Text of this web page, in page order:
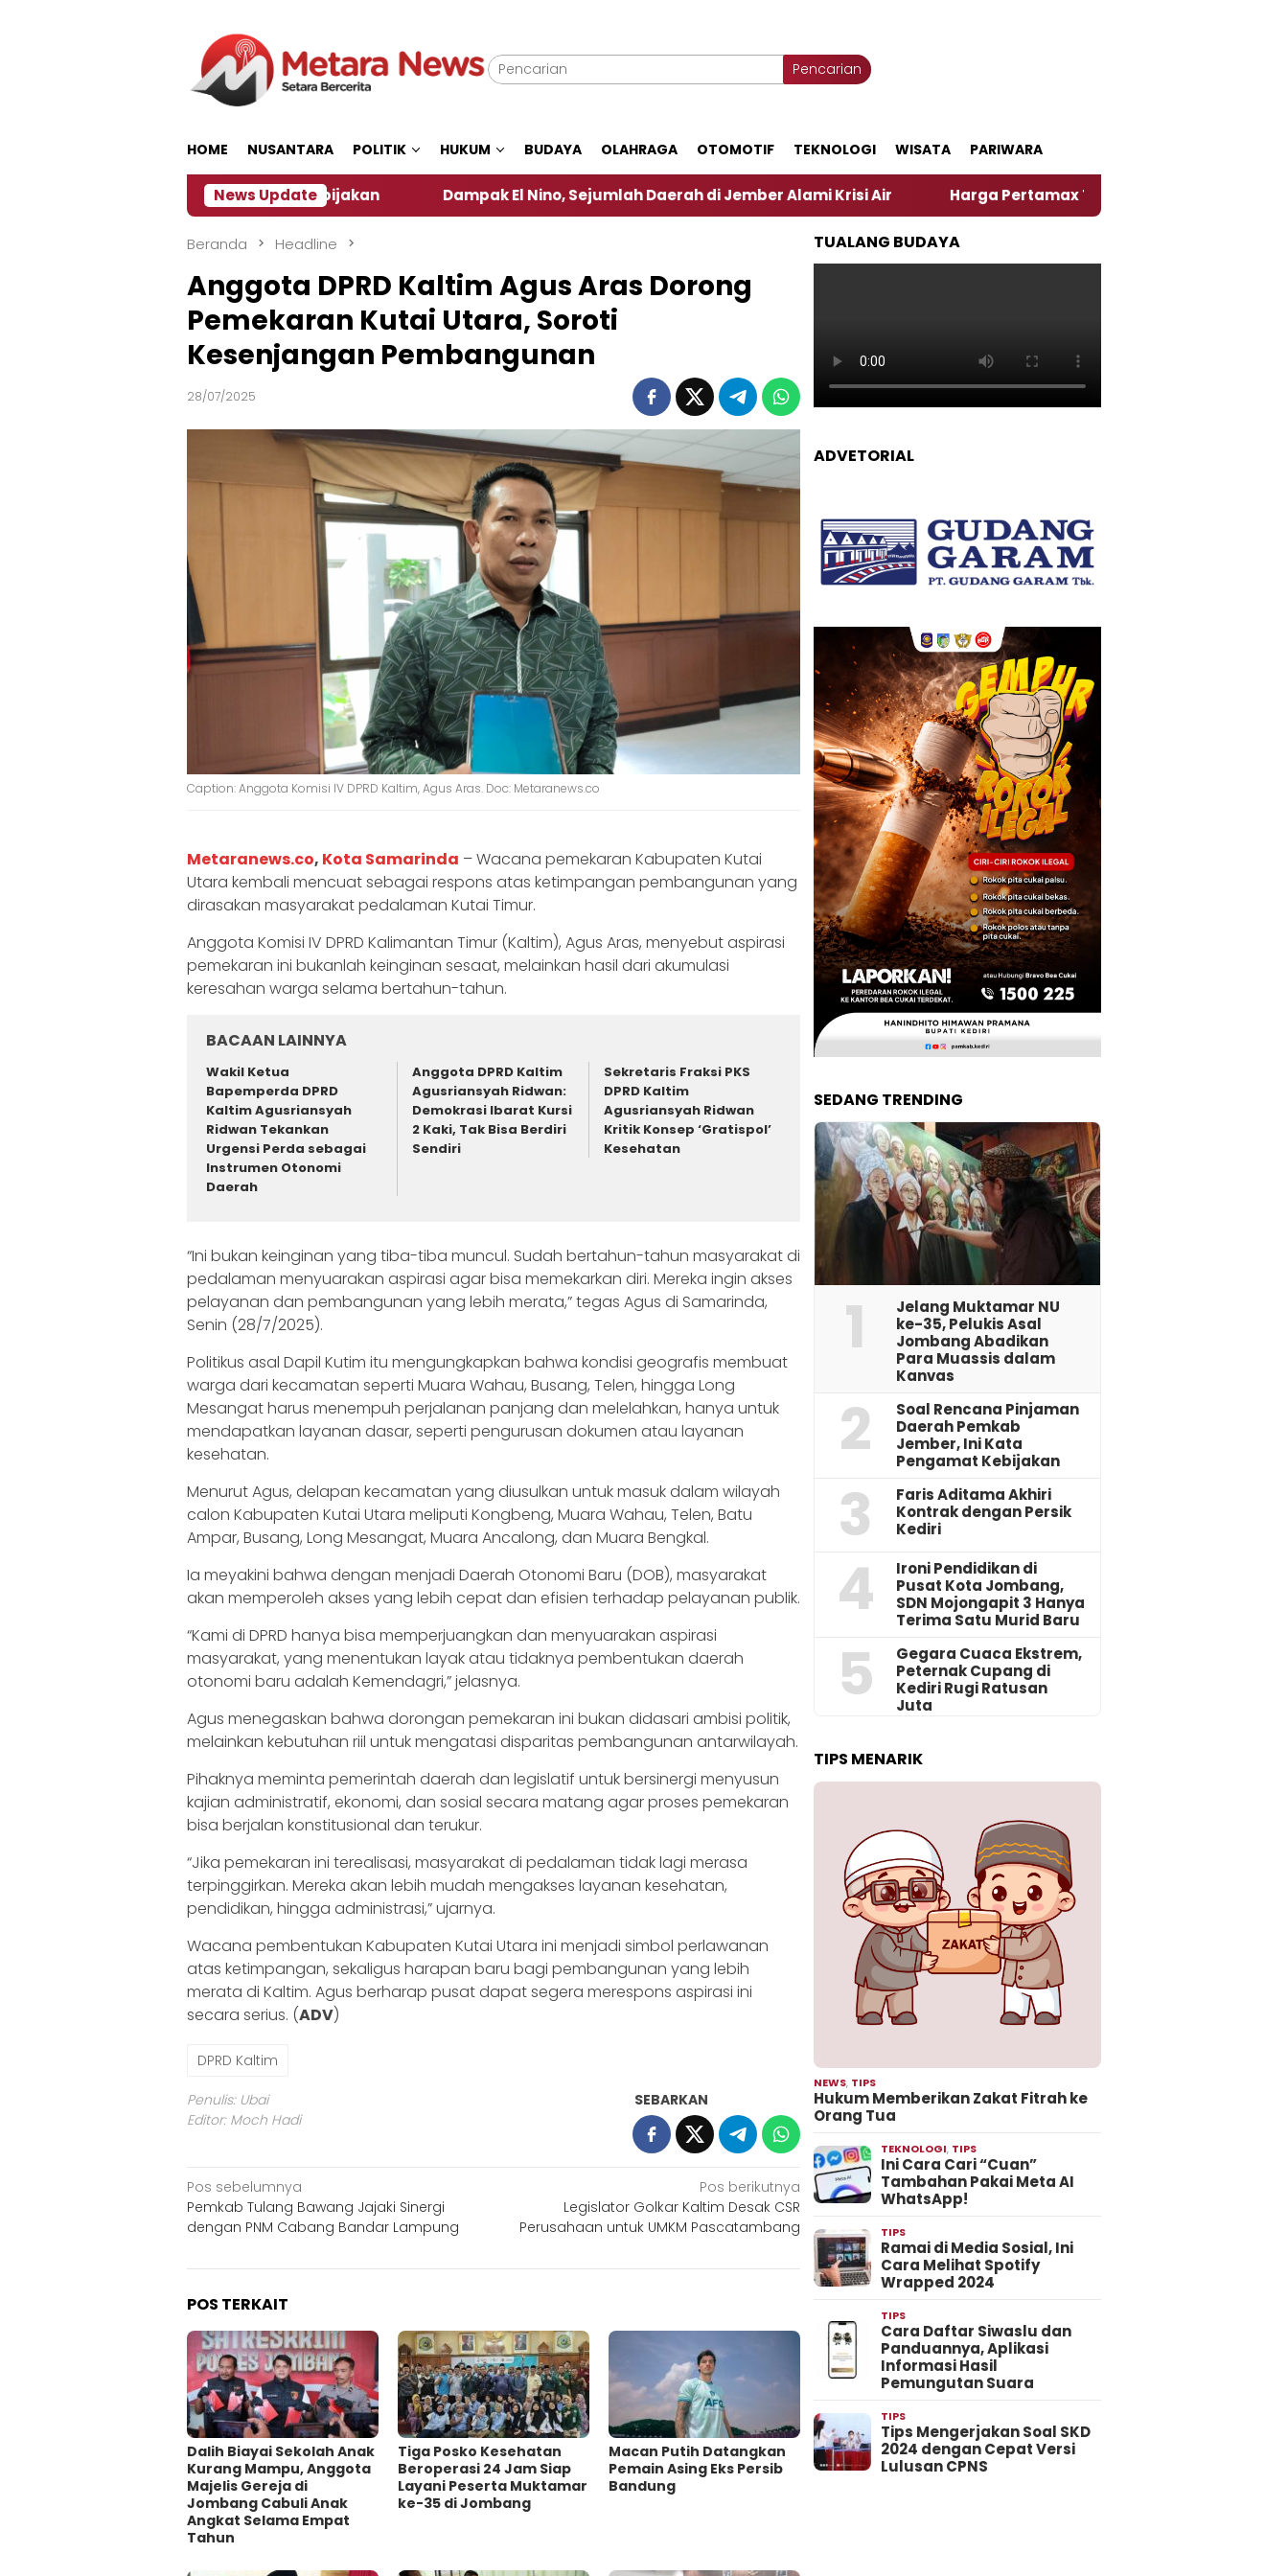
Pencarian
HOME NUSANTARA POLITIK HUKUM BUDAYA OLAHRAGA OTOMOTIF TEKNOLOGI WISATA PARIWARA
News Update
Ini Kata Pengamat Kebijakan Dampak El Nino, Sejumlah Daerah di Jember Alami Krisi Air Harga Pertamax Turun Per Hari Ini, Segini Harganya
Beranda Headline
Anggota DPRD Kaltim Agus Aras Dorong
Pemekaran Kutai Utara, Soroti
Kesenjangan Pembangunan
28/07/2025
Caption: Anggota Komisi IV DPRD Kaltim, Agus Aras. Doc: Metaranews.co
Metaranews.co, Kota Samarinda – Wacana pemekaran Kabupaten Kutai
Utara kembali mencuat sebagai respons atas ketimpangan pembangunan yang
dirasakan masyarakat pedalaman Kutai Timur.
Anggota Komisi IV DPRD Kalimantan Timur (Kaltim), Agus Aras, menyebut aspirasi
pemekaran ini bukanlah keinginan sesaat, melainkan hasil dari akumulasi
keresahan warga selama bertahun-tahun.
BACAAN LAINNYA
Wakil Ketua
Bapemperda DPRD
Kaltim Agusriansyah
Ridwan Tekankan
Urgensi Perda sebagai
Instrumen Otonomi
Daerah
Anggota DPRD Kaltim
Agusriansyah Ridwan:
Demokrasi Ibarat Kursi
2 Kaki, Tak Bisa Berdiri
Sendiri
Sekretaris Fraksi PKS
DPRD Kaltim
Agusriansyah Ridwan
Kritik Konsep ‘Gratispol’
Kesehatan
“Ini bukan keinginan yang tiba-tiba muncul. Sudah bertahun-tahun masyarakat di
pedalaman menyuarakan aspirasi agar bisa memekarkan diri. Mereka ingin akses
pelayanan dan pembangunan yang lebih merata,” tegas Agus di Samarinda,
Senin (28/7/2025).
Politikus asal Dapil Kutim itu mengungkapkan bahwa kondisi geografis membuat
warga dari kecamatan seperti Muara Wahau, Busang, Telen, hingga Long
Mesangat harus menempuh perjalanan panjang dan melelahkan, hanya untuk
mendapatkan layanan dasar, seperti pengurusan dokumen atau layanan
kesehatan.
Menurut Agus, delapan kecamatan yang diusulkan untuk masuk dalam wilayah
calon Kabupaten Kutai Utara meliputi Kongbeng, Muara Wahau, Telen, Batu
Ampar, Busang, Long Mesangat, Muara Ancalong, dan Muara Bengkal.
Ia meyakini bahwa dengan menjadi Daerah Otonomi Baru (DOB), masyarakat
akan memperoleh akses yang lebih cepat dan efisien terhadap pelayanan publik.
“Kami di DPRD hanya bisa memperjuangkan dan menyuarakan aspirasi
masyarakat, yang menentukan layak atau tidaknya pembentukan daerah
otonomi baru adalah Kemendagri,” jelasnya.
Agus menegaskan bahwa dorongan pemekaran ini bukan didasari ambisi politik,
melainkan kebutuhan riil untuk mengatasi disparitas pembangunan antarwilayah.
Pihaknya meminta pemerintah daerah dan legislatif untuk bersinergi menyusun
kajian administratif, ekonomi, dan sosial secara matang agar proses pemekaran
bisa berjalan konstitusional dan terukur.
“Jika pemekaran ini terealisasi, masyarakat di pedalaman tidak lagi merasa
terpinggirkan. Mereka akan lebih mudah mengakses layanan kesehatan,
pendidikan, hingga administrasi,” ujarnya.
Wacana pembentukan Kabupaten Kutai Utara ini menjadi simbol perlawanan
atas ketimpangan, sekaligus harapan baru bagi pembangunan yang lebih
merata di Kaltim. Agus berharap pusat dapat segera merespons aspirasi ini
secara serius. (ADV)
DPRD Kaltim
Penulis: Ubai
Editor: Moch Hadi
SEBARKAN
Navigasi
pos
Pos sebelumnya
Pemkab Tulang Bawang Jajaki Sinergi
dengan PNM Cabang Bandar Lampung
Pos berikutnya
Legislator Golkar Kaltim Desak CSR
Perusahaan untuk UMKM Pascatambang
POS TERKAIT
Dalih Biayai Sekolah Anak
Kurang Mampu, Anggota
Majelis Gereja di
Jombang Cabuli Anak
Angkat Selama Empat
Tahun
Tiga Posko Kesehatan
Beroperasi 24 Jam Siap
Layani Peserta Muktamar
ke-35 di Jombang
Macan Putih Datangkan
Pemain Asing Eks Persib
Bandung
TUALANG BUDAYA
ADVETORIAL
SEDANG TRENDING
1
Jelang Muktamar NU
ke-35, Pelukis Asal
Jombang Abadikan
Para Muassis dalam
Kanvas
2
‎Soal Rencana Pinjaman
Daerah Pemkab
Jember, Ini Kata
Pengamat Kebijakan ‎
3
Faris Aditama Akhiri
Kontrak dengan Persik
Kediri
4
Ironi Pendidikan di
Pusat Kota Jombang,
SDN Mojongapit 3 Hanya
Terima Satu Murid Baru
5
‎Gegara Cuaca Ekstrem,
Peternak Cupang di
Kediri Rugi Ratusan
Juta
TIPS MENARIK
NEWS, TIPS
Hukum Memberikan Zakat Fitrah ke
Orang Tua
TEKNOLOGI, TIPS
Ini Cara Cari “Cuan”
Tambahan Pakai Meta AI
WhatsApp!
TIPS
Ramai di Media Sosial, Ini
Cara Melihat Spotify
Wrapped 2024
TIPS
Cara Daftar Siwaslu dan
Panduannya, Aplikasi
Informasi Hasil
Pemungutan Suara
TIPS
Tips Mengerjakan Soal SKD
2024 dengan Cepat Versi
Lulusan CPNS